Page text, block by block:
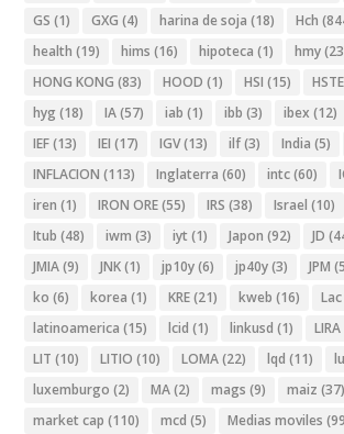
GS (1) GXG (4) harina de soja (18) Hch
health (19) hims (16) hipoteca (1) hmy
HONG KONG (83) HOOD (1) HSI (15)
hyg (18) IA(57) iab (1) ibb (3) ibex (12)
IEF(13) IEI (17) IGV(13) ilf(3) India (5)
INFLACION (113) Inglaterra (60) intc(60)
iren (1) IRON ORE(55) IRS (38) Israel (10)
Itub (48) iwm (3) iyt (1) Japon (92) JD
JMIA(9) JNK(1) jp10y(6) jp40y(3) JPM
ko (6) korea (1) KRE(21) kweb (16) Lac
latinoamerica (15) lcid (1) linkusd (1)
LIT (10) LITIO (10) LOMA(22) lqd (11)
luxemburgo (2) MA(2) mags (9) maiz (37)
market cap (110) mcd (5) Medias moviles